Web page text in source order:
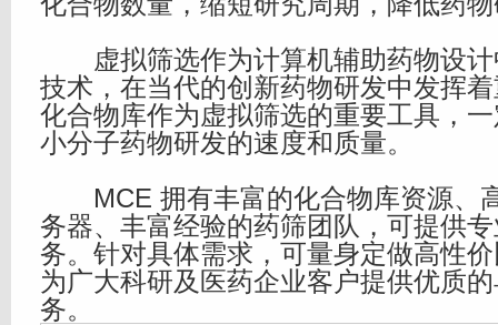
虚拟筛选作为计算机辅助药物设计
技术，在当代的创新药物研发中发挥
化合物库作为虚拟筛选的重要工具，
小分子药物研发的速度和质量。
MCE 拥有丰富的化合物库资源、
务器、丰富经验的药筛团队，可提供
务。针对具体需求，可量身定做高性
为广大科研及医药企业客户提供优质
务。